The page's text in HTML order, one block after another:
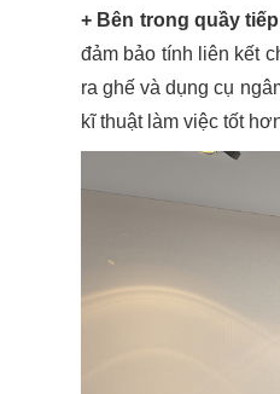
+ Bên trong quầy
đảm bảo tính liên kết
ra ghế và dụng cụ
kĩ thuật làm việc tốt